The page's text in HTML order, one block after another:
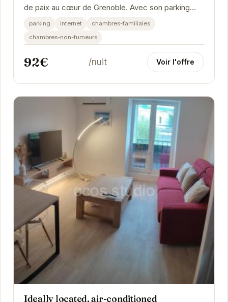
de paix au cœur de Grenoble. Avec son parking
gratuit, sa connexion internet et ses chambres...
parking internet
chambres-familiales
chambres-non-fumeurs
92€ /nuit Voir l'offre
Ideally located, air-conditioned